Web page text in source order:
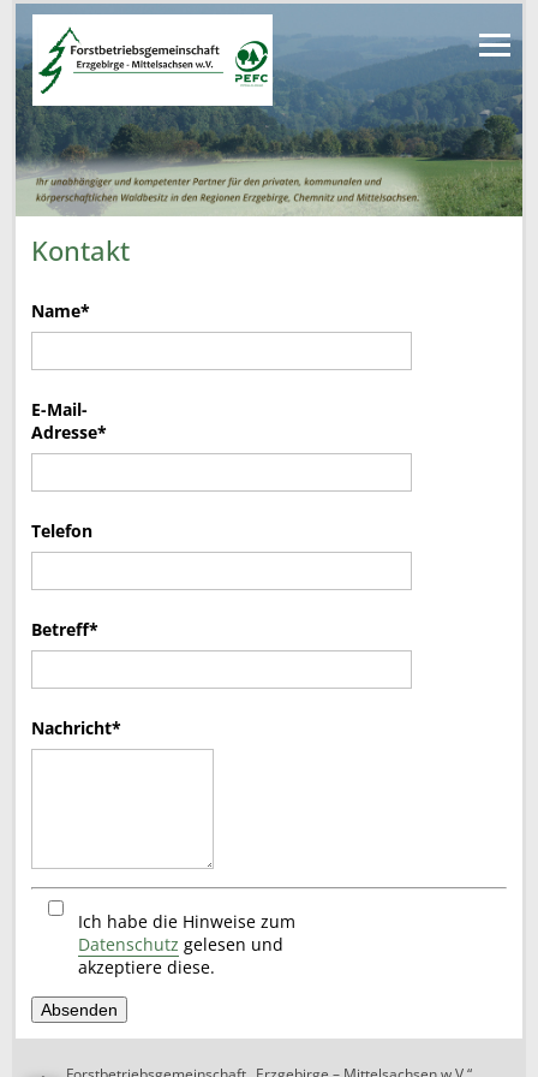
Kontakt
Name*
E-Mail-
Adresse*
Telefon
Betreff*
Nachricht*
Ich habe die Hinweise zum
Datenschutz gelesen und
akzeptiere diese.